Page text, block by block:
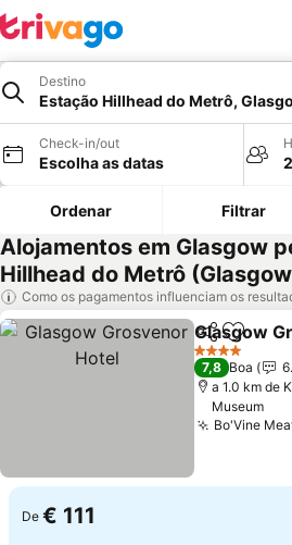
Destino
Estação Hillhead do Metrô,
Check-in/out
Escolha as datas
Ordenar Filtrar
Alojamentos em Glasgow
Hillhead do Metrô
Como os pagamentos influenciam os
Partilhar
Glasgow
4 Estrelas
7,8 Boa
a 1.0 km de
Museum
Bo'Vine
De € 111